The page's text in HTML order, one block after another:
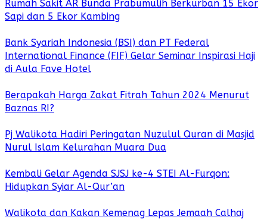
Rumah Sakit AR Bunda Prabumulih Berkurban 15 Ekor
Sapi dan 5 Ekor Kambing
Bank Syariah Indonesia (BSI) dan PT Federal
International Finance (FIF) Gelar Seminar Inspirasi Haji
di Aula Fave Hotel
Berapakah Harga Zakat Fitrah Tahun 2024 Menurut
Baznas RI?
Pj Walikota Hadiri Peringatan Nuzulul Quran di Masjid
Nurul Islam Kelurahan Muara Dua
Kembali Gelar Agenda SJSJ ke-4 STEI Al-Furqon:
Hidupkan Syiar Al-Qur’an
Walikota dan Kakan Kemenag Lepas Jemaah Calhaj